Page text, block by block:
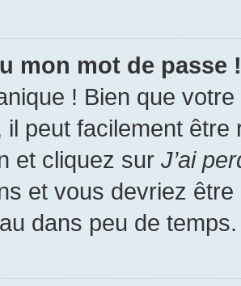
mon mot de passe !
! Bien que
il peut facilement
et cliquez sur J’ai
et vous devriez
dans peu de temps.